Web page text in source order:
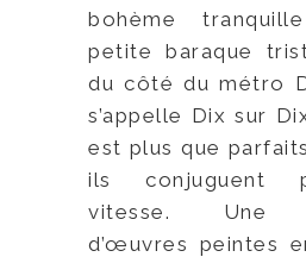
bohème
petite baraque
du côté du métro
s’appelle Dix sur
est plus que
ils conjuguent
vitesse. Une
d’œuvres peintes